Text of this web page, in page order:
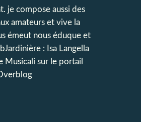
je compose aussi des
amateurs et vive la
émeut nous éduque et
: Isa Langella
Musicali sur le portail